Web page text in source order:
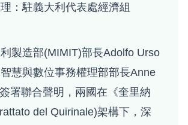
：駐義大利代表處經濟組
製造部(MIMIT)部長Adolfo Urso
慧與數位事務權理部部長Anne
署聯合聲明，兩國在《奎里納
del Quirinale)架構下，深